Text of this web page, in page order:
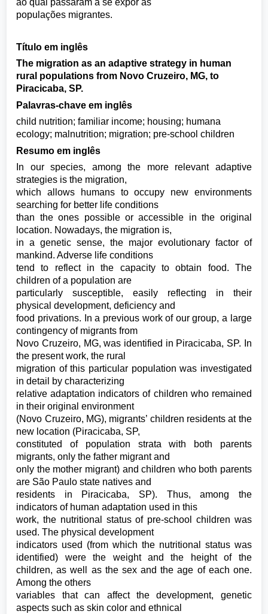
ao qual passaram a se expor as
populações migrantes.
Título em inglês
The migration as an adaptive strategy in human
rural populations from Novo Cruzeiro, MG, to
Piracicaba, SP.
Palavras-chave em inglês
child nutrition; familiar income; housing; humana
ecology; malnutrition; migration; pre-school children
Resumo em inglês
In our species, among the more relevant adaptive
strategies is the migration,
which allows humans to occupy new environments
searching for better life conditions
than the ones possible or accessible in the original
location. Nowadays, the migration is,
in a genetic sense, the major evolutionary factor of
mankind. Adverse life conditions
tend to reflect in the capacity to obtain food. The
children of a population are
particularly susceptible, easily reflecting in their
physical development, deficiency and
food privations. In a previous work of our group, a large
contingency of migrants from
Novo Cruzeiro, MG, was identified in Piracicaba, SP. In
the present work, the rural
migration of this particular population was investigated
in detail by characterizing
relative adaptation indicators of children who remained
in their original environment
(Novo Cruzeiro, MG), migrants’ children residents at the
new location (Piracicaba, SP,
constituted of population strata with both parents
migrants, only the father migrant and
only the mother migrant) and children who both parents
are São Paulo state natives and
residents in Piracicaba, SP). Thus, among the
indicators of human adaptation used in this
work, the nutritional status of pre-school children was
used. The physical development
indicators used (from which the nutritional status was
identified) were the weight and the height of the
children, as well as the sex and the age of each one.
Among the others
variables that can affect the development, genetic
aspects such as skin color and ethnical